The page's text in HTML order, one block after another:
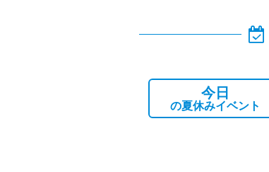
今日
の夏休みイベント